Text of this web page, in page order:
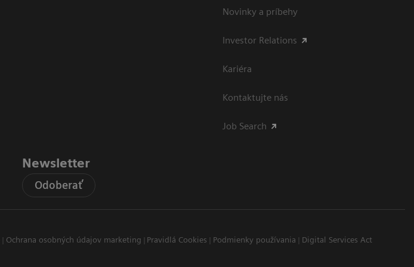
Novinky a príbehy
Investor Relations
Kariéra
Kontaktujte nás
Job Search
Newsletter
Odoberať
Ochrana osobných údajov marketing Pravidlá Cookies Podmienky používania Digital Services Act